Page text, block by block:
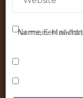
Name, E-Mail-Adresse und Website in